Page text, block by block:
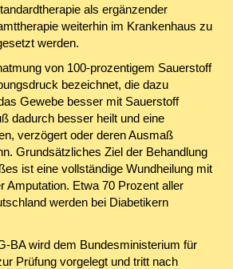
als ergänzender
weiterhin im Krankenhaus zu
werden.
von 100-prozentigem Sauerstoff
bezeichnet, die dazu
Gewebe besser mit Sauerstoff
dadurch besser heilt und eine
verzögert oder deren Ausmaß
Grundsätzliches Ziel der Behandlung
ist eine vollständige Wundheilung mit
Amputation. Etwa 70 Prozent aller
werden bei Diabetikern
BA wird dem Bundesministerium für
Prüfung vorgelegt und tritt nach